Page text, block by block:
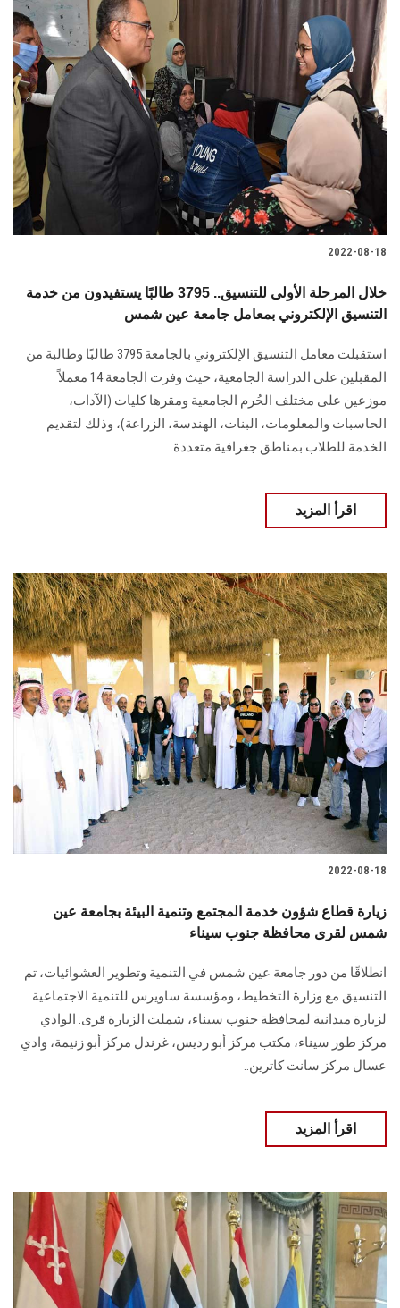
الإعلام
تواصل معنا
الطلاب
هيئة التدريس
الدراسات العليا
الزائـرون
سجل الان
2022-08-18
خلال المرحلة الأولى للتنسيق.. 3795 طالبًا يستفيدون من خدمة
التنسيق الإلكتروني بمعامل جامعة عين شمس
استقبلت معامل التنسيق الإلكتروني بالجامعة 3795 طالبًا وطالبة من
المقبلين على الدراسة الجامعية، حيث وفرت الجامعة 14 معملاً
موزعين على مختلف الحُرم الجامعية ومقرها كليات (الآداب،
الحاسبات والمعلومات، البنات، الهندسة، الزراعة)، وذلك لتقديم
الخدمة للطلاب بمناطق جغرافية متعددة.
اقرأ المزيد
2022-08-18
زيارة قطاع شؤون خدمة المجتمع وتنمية البيئة بجامعة عين
شمس لقرى محافظة جنوب سيناء
انطلاقًا من دور جامعة عين شمس في التنمية وتطوير العشوائيات، تم
التنسيق مع وزارة التخطيط، ومؤسسة ساويرس للتنمية الاجتماعية
لزيارة ميدانية لمحافظة جنوب سيناء، شملت الزيارة قرى: الوادي
مركز طور سيناء، مكتب مركز أبو رديس، غرندل مركز أبو زنيمة، وادي
عسال مركز سانت كاترين..
اقرأ المزيد